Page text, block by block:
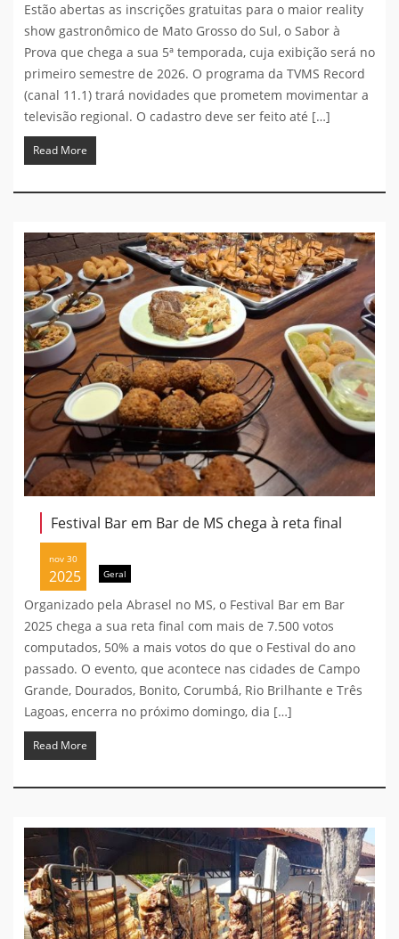
Estão abertas as inscrições gratuitas para o maior reality
show gastronômico de Mato Grosso do Sul, o Sabor à
Prova que chega a sua 5ª temporada, cuja exibição será no
primeiro semestre de 2026. O programa da TVMS Record
(canal 11.1) trará novidades que prometem movimentar a
televisão regional. O cadastro deve ser feito até […]
Read More
Festival Bar em Bar de MS chega à reta final
nov 30
2025 Geral
Organizado pela Abrasel no MS, o Festival Bar em Bar
2025 chega a sua reta final com mais de 7.500 votos
computados, 50% a mais votos do que o Festival do ano
passado. O evento, que acontece nas cidades de Campo
Grande, Dourados, Bonito, Corumbá, Rio Brilhante e Três
Lagoas, encerra no próximo domingo, dia […]
Read More